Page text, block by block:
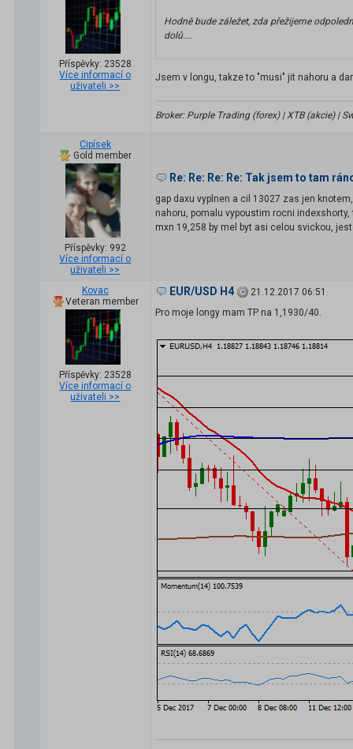
Příspěvky: 23528
Více informací o
uživateli >>
Hodně bude záležet, zda přežijeme
dolů....
Jsem v longu, takze to "musi" jit nahoru a
Broker: Purple Trading (forex) | XTB (akcie) |
Cipísek
Gold member
Příspěvky: 992
Více informací o
uživateli >>
Re: Re: Re: Re: Tak jsem to tam
gap daxu vyplnen a cil 13027 zas jen
nahoru, pomalu vypoustim rocni
mxn 19,258 by mel byt asi celou svickou,
Kovac
Veteran member
Příspěvky: 23528
Více informací o
uživateli >>
EUR/USD H4
21.12.2017 06:51
Pro moje longy mam TP na 1,1930/40.